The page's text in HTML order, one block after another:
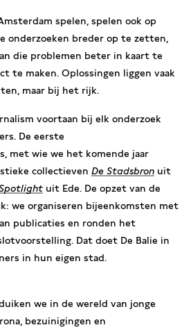
spelen, spelen ook op
onderzoeken breder op te zetten,
die problemen beter in kaart te
te maken. Oplossingen liggen vaak
maar bij het rijk.
voortaan bij elk onderzoek
De eerste
met wie we het komende jaar
collectieven De Stadsbron uit
uit Ede. De opzet van de
we organiseren bijeenkomsten met
publicaties en ronden het
Dat doet De Balie in
in hun eigen stad.
we in de wereld van jonge
bezuinigingen en